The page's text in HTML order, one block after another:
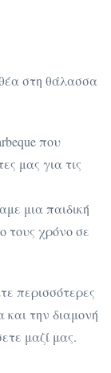
στη θάλασσα
που
μας για τις
μια παιδική
τους χρόνο σε
περισσότερες
και την διαμονή
μαζί μας.